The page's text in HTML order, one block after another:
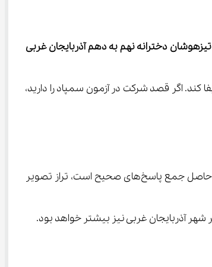
تیزهوشان دخترانه نهم به دهم آذربایجان غربی
میزان آمادگی برای این آزمون مهم ایفا کند. اگر قصد شرکت در آزمون سمپاد را دارید،
تراز در واقع نمره‌ای استاندارد است که به کمک آن می‌توان عملکرد داوطلب را نسبت به سایر شرکت‌کنندگان سنجید. برخلاف نمره خام که صرفاً حاصل جمع پاسخ‌های صحیح است، تراز تصویر